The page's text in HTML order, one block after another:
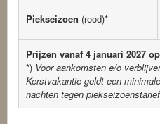
Piekseizoen (rood)*
Prijzen vanaf 4 januari 2027
*) Voor aankomsten e/o
Kerstvakantie geldt een
nachten tegen